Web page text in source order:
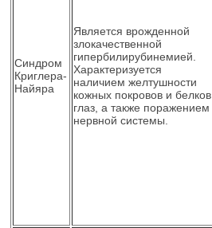
Синдром
Криглера-
Найяра
Является врожденной
злокачественной
гипербилирубинемией.
Характеризуется
наличием желтушности
кожных покровов и белков
глаз, а также поражением
нервной системы.